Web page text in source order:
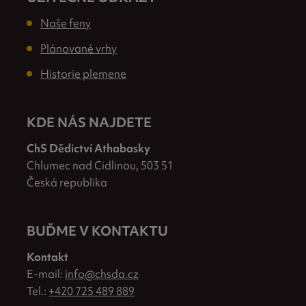
Naše feny
Plánované vrhy
Historie plemene
KDE NÁS NAJDETE
ChS Dědictví Athabasky
Chlumec nad Cidlinou, 503 51
Česká republika
BUĎME V KONTAKTU
Kontakt
E-mail: info@chsda.cz
Tel.: +420 725 489 889